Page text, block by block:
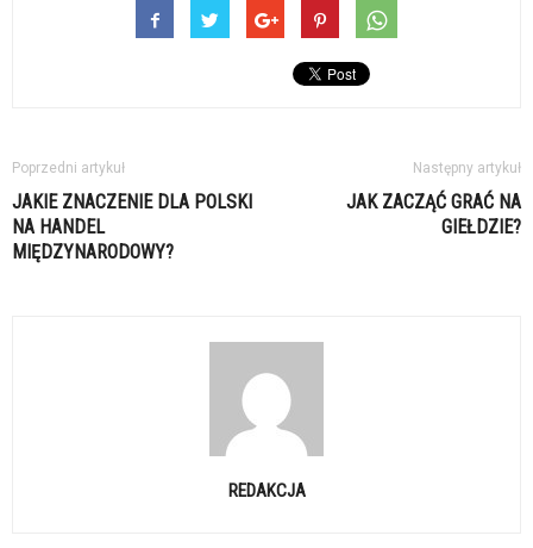
Poprzedni artykuł
JAKIE ZNACZENIE DLA POLSKI
NA HANDEL
MIĘDZYNARODOWY?
Następny artykuł
JAK ZACZĄĆ GRAĆ NA
GIEŁDZIE?
REDAKCJA